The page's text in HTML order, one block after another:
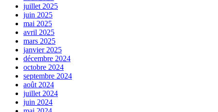
juillet 2025
juin 2025
mai 2025
avril 2025
mars 2025
janvier 2025
décembre 2024
octobre 2024
septembre 2024
août 2024
juillet 2024
juin 2024